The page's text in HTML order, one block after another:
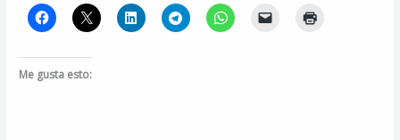
Me gusta esto: